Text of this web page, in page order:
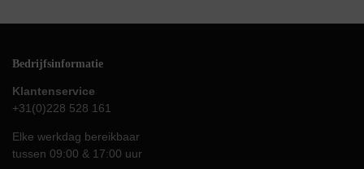
Bedrijfsinformatie
Klantenservice
+31(0)228 528 161
Elke werkdag bereikbaar
tussen 09:00 & 17:00 uur